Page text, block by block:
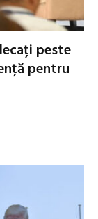
peste
pentru